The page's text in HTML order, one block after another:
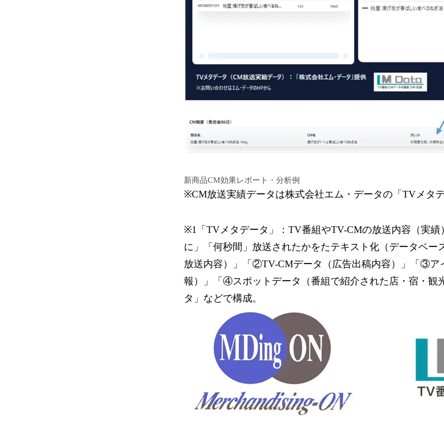
新商品CM効果レポート・分析例
※CM放送実績データは株式会社エム・データの「TVメタ
※1「TVメタデータ」：TV番組やTV-CMの放送内容（実績
に」「何秒間」放送されたかをたテキスト化（データベ
放送内容）」「②TV-CMデータ（広告出稿内容）」「③ア
報）」「④スポットデータ（番組で紹介された店・宿・
タ」などで構成。